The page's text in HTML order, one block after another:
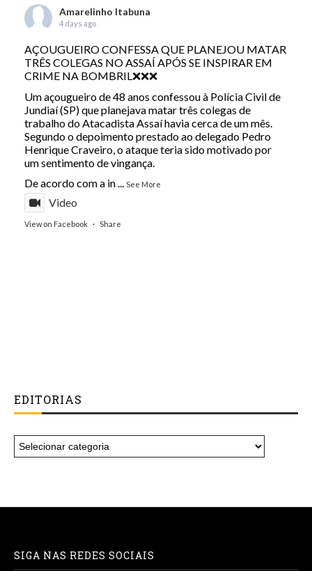
Amarelinho Itabuna
4 days ago
AÇOUGUEIRO CONFESSA QUE PLANEJOU MATAR
TRÊS COLEGAS NO ASSAÍ APÓS SE INSPIRAR EM
CRIME NA BOMBRIL❌❌❌
Um açougueiro de 48 anos confessou à Polícia Civil de
Jundiaí (SP) que planejava matar três colegas de
trabalho do Atacadista Assaí havia cerca de um mês.
Segundo o depoimento prestado ao delegado Pedro
Henrique Craveiro, o ataque teria sido motivado por
um sentimento de vingança.
De acordo com a in... See More
Video
View on Facebook · Share
EDITORIAS
SIGA NAS REDES SOCIAIS